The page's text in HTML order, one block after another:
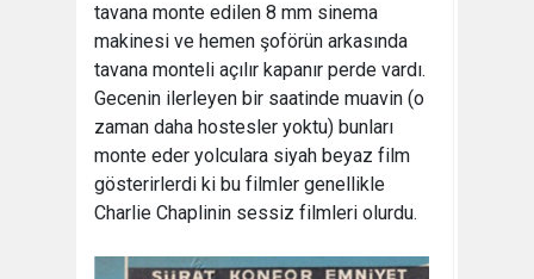
tavana monte edilen 8 mm sinema
makinesi ve hemen şoförün arkasında
tavana monteli açılır kapanır perde vardı.
Gecenin ilerleyen bir saatinde muavin (o
zaman daha hostesler yoktu) bunları
monte eder yolculara siyah beyaz film
gösterirlerdi ki bu filmler genellikle
Charlie Chaplinin sessiz filmleri olurdu.